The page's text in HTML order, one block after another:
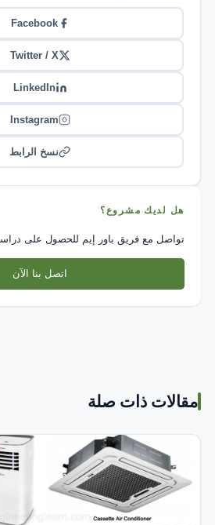
Facebook
Twitter / X
LinkedIn
Instagram
نسخ الرابط
هل لديك مشروع؟
تواصل مع فريق باور إيم للحصول على
اتصل بنا الآن
مقالات ذات صلة